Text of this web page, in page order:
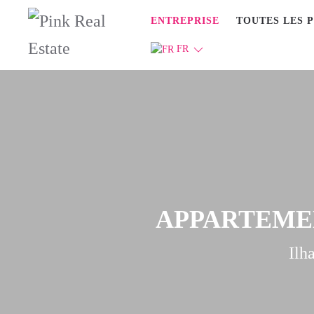
ENTREPRISE TOUTES LES
FR